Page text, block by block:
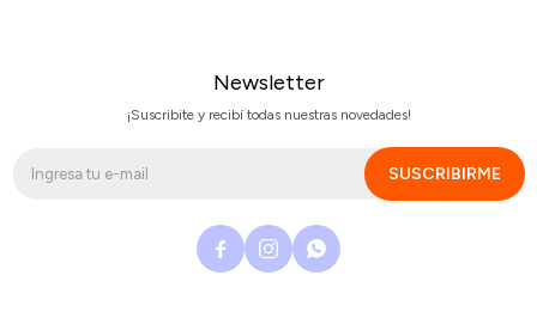
Newsletter
¡Suscribite y recibí todas nuestras novedades!
SUSCRIBIRME
  